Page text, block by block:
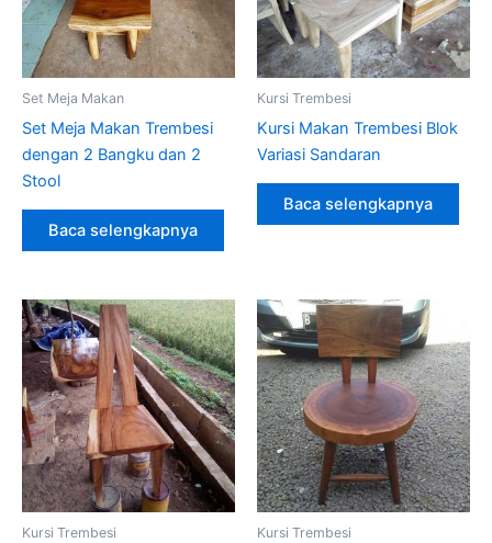
Set Meja Makan
Set Meja Makan Trembesi
dengan 2 Bangku dan 2
Stool
Baca selengkapnya
Kursi Trembesi
Kursi Makan Trembesi Blok
Variasi Sandaran
Baca selengkapnya
Kursi Trembesi Kursi Trembesi